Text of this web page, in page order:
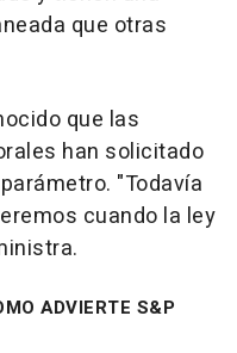
que otras
que las
han solicitado
"Todavía
cuando la ley
ADVIERTE S&P